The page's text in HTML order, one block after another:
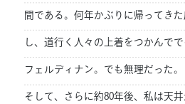
間である。何年かぶりに帰ってき
し、道行く人々の上着をつかんで
フェルディナン。でも無理だった。
そして、さらに約80年後、私は天